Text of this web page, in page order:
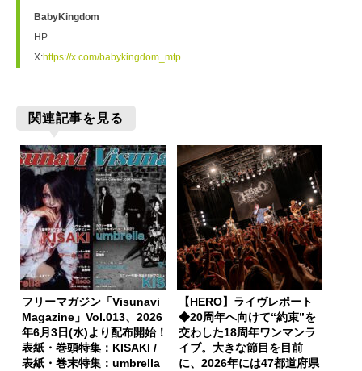
BabyKingdom
HP:
X:https://x.com/babykingdom_mtp
関連記事を見る
フリーマガジン「Visunavi
Magazine」Vol.013、2026
年6月3日(水)より配布開始！
表紙・巻頭特集：KISAKI /
表紙・巻末特集：umbrella
【HERO】ライヴレポート
◆20周年へ向けて“約束”を
交わした18周年ワンマンラ
イブ。大きな節目を目前
に、2026年には47都道府県